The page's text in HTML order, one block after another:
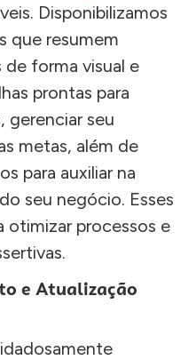
Disponibilizamos
que resumem
forma visual e
prontas para
gerenciar seu
metas, além de
para auxiliar na
seu negócio. Esses
otimizar processos e
e Atualização